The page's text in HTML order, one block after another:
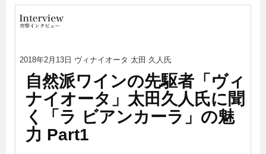
2018年2月13日 ヴィナイオータ 太田 久人氏
自然派ワインの先駆者「ヴィ
ナイオータ」太田久人氏に聞
く「ラ ビアンカーラ」の魅
力 Part1